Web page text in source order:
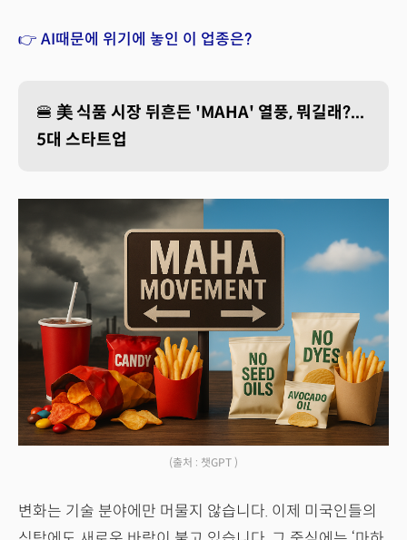
👉 AI때문에 위기에 놓인 이 업종은?
🍔 美 식품 시장 뒤흔든 'MAHA' 열풍, 뭐길래?...
5대 스타트업
(출처 : 챗GPT )
변화는 기술 분야에만 머물지 않습니다. 이제 미국인들의